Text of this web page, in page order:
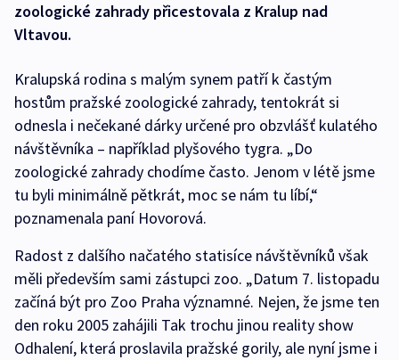
zoologické zahrady přicestovala z Kralup nad
Vltavou.
Kralupská rodina s malým synem patří k častým
hostům pražské zoologické zahrady, tentokrát si
odnesla i nečekané dárky určené pro obzvlášť kulatého
návštěvníka – například plyšového tygra. „Do
zoologické zahrady chodíme často. Jenom v létě jsme
tu byli minimálně pětkrát, moc se nám tu líbí,“
poznamenala paní Hovorová.
Radost z dalšího načatého statisíce návštěvníků však
měli především sami zástupci zoo. „Datum 7. listopadu
začíná být pro Zoo Praha významné. Nejen, že jsme ten
den roku 2005 zahájili Tak trochu jinou reality show
Odhalení, která proslavila pražské gorily, ale nyní jsme i